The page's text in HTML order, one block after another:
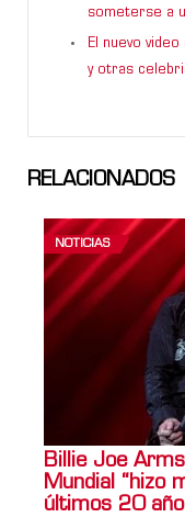
someterse a
El nuevo
y otras
RELACIONADOS
NOTICIAS
Billie Joe
Mundial “hizo
últimos 20